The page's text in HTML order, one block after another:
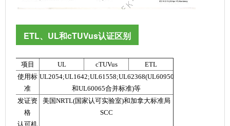
ETL、UL和cTUVus认证区别
项目 UL cTUVus
ETL
使用标
准
UL2054;UL1642;UL61558;UL62368(UL60950
和UL60065合并标准)等
发证资
格
认可机
美国NRTL(国家认可实验室)和加拿大标准局
SCC